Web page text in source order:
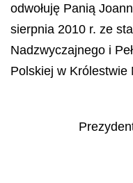
odwołuję Panią
sierpnia 2010 r. ze
Nadzwyczajnego i
Polskiej w Królestwie